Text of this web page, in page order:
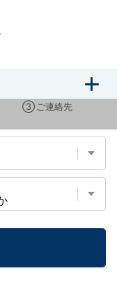
明会のご予約
③ ご連絡先